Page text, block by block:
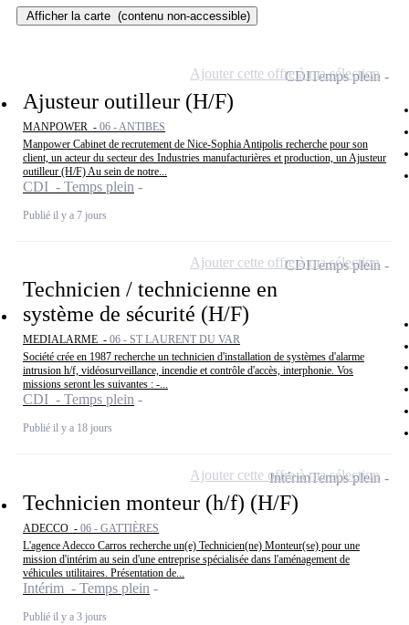
Afficher la carte (contenu non-accessible)
Ajusteur outilleur (H/F)
MANPOWER - 06 - ANTIBES
Manpower Cabinet de recrutement de Nice-Sophia Antipolis recherche pour son
client, un acteur du secteur des Industries manufacturières et production, un Ajusteur
outilleur (H/F) Au sein de notre...
CDI - Temps plein
Publié il y a 7 jours
CDITemps plein
Ajouter cette offre à ma sélection
Technicien / technicienne en
système de sécurité (H/F)
MEDIALARME - 06 - ST LAURENT DU VAR
Société crée en 1987 recherche un technicien d'installation de systèmes d'alarme
intrusion h/f, vidéosurveillance, incendie et contrôle d'accès, interphonie. Vos
missions seront les suivantes : -...
CDI - Temps plein
Publié il y a 18 jours
CDITemps plein
Ajouter cette offre à ma sélection
Technicien monteur (h/f) (H/F)
ADECCO - 06 - GATTIÈRES
L'agence Adecco Carros recherche un(e) Technicien(ne) Monteur(se) pour une
mission d'intérim au sein d'une entreprise spécialisée dans l'aménagement de
véhicules utilitaires. Présentation de...
Intérim - Temps plein
Publié il y a 3 jours
IntérimTemps plein
Ajouter cette offre à ma sélection